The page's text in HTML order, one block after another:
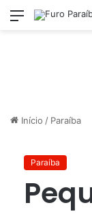
Menu
Início / Paraíba
Paraíba